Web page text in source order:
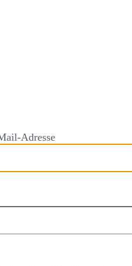
Adresse